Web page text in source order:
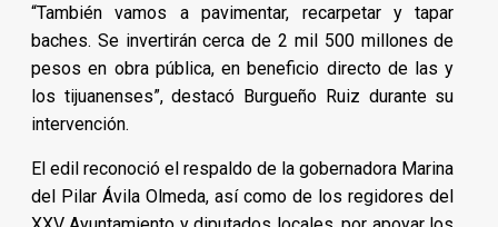
“También vamos a pavimentar, recarpetar y tapar
baches. Se invertirán cerca de 2 mil 500 millones de
pesos en obra pública, en beneficio directo de las y
los tijuanenses”, destacó Burgueño Ruiz durante su
intervención.
El edil reconoció el respaldo de la gobernadora Marina
del Pilar Ávila Olmeda, así como de los regidores del